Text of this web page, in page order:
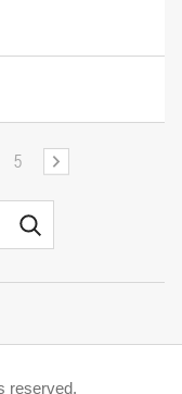
5
reserved.